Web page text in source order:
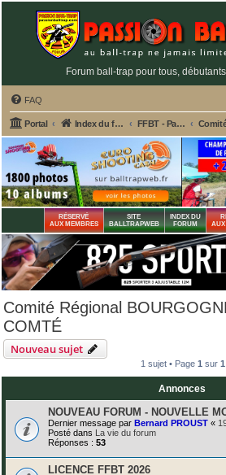
Forum ball-trap pour tous,
FAQ
Portal Index du forum FFBT - Parcours chasse, Compak, English Sporting, FU, DTL, Hélices, Sanglier courant
RÉSERVÉ
AUX MEMBRES
SITE
BALLTRAPWEB
INDEX DU
FORUM
AUX
Comité Régional
COMTÉ
Nouveau sujet
1 sujet • Page 1 sur 1
Annonces
NOUVEAU FORUM - NOUVELLE
Dernier message par Bernard PROUST «
Posté dans La vie du forum
Réponses : 53
LICENCE FFBT 2026